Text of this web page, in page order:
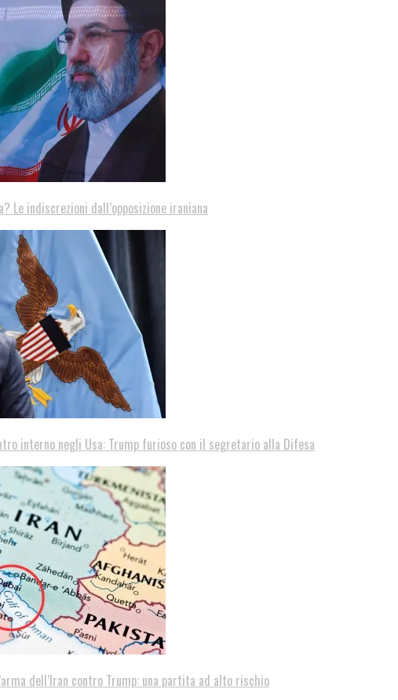
Le indiscrezioni dall’opposizione iraniana
interno negli Usa: Trump furioso con il segretario alla Difesa
dell’Iran contro Trump: una partita ad alto rischio